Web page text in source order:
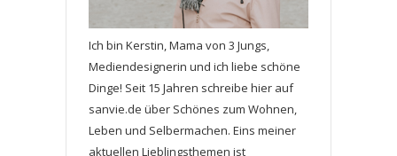
Ich bin Kerstin, Mama von 3 Jungs,
Mediendesignerin und ich liebe schöne
Dinge! Seit 15 Jahren schreibe hier auf
sanvie.de über Schönes zum Wohnen,
Leben und Selbermachen. Eins meiner
aktuellen Lieblingsthemen ist